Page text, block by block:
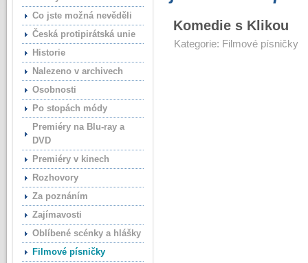
Co jste možná nevěděli
Česká protipirátská unie
Historie
Nalezeno v archivech
Osobnosti
Po stopách módy
Premiéry na Blu-ray a
DVD
Premiéry v kinech
Rozhovory
Za poznáním
Zajímavosti
Oblíbené scénky a hlášky
Filmové písničky
Komedie s Klikou
Kategorie: Filmové písničky